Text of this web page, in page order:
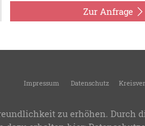
Zur Anfrage
Impressum Datenschutz
LandFrauenverband
zu erhöhen. Durch